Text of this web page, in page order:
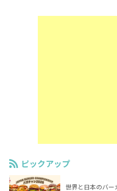
ピックアップ
世界と日本のバー